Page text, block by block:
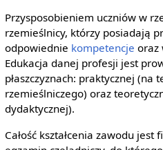
Przysposobieniem uczniów w
rzemieślnicy, którzy posiadają
odpowiednie kompetencje oraz
Edukacja danej profesji jest
płaszczyznach: praktycznej (na
rzemieślniczego) oraz
dydaktycznej).
Całość kształcenia zawodu